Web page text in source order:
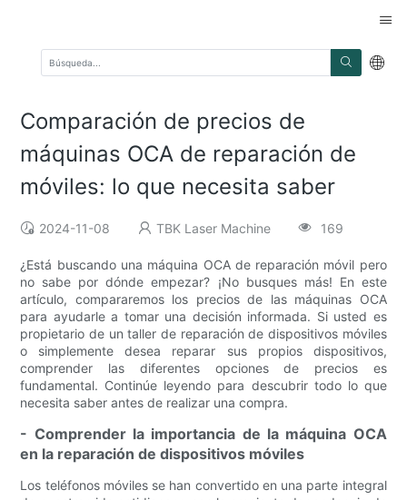
Comparación de precios de
máquinas OCA de reparación de
móviles: lo que necesita saber
2024-11-08 TBK Laser Machine 169
¿Está buscando una máquina OCA de reparación móvil pero
no sabe por dónde empezar? ¡No busques más! En este
artículo, compararemos los precios de las máquinas OCA
para ayudarle a tomar una decisión informada. Si usted es
propietario de un taller de reparación de dispositivos móviles
o simplemente desea reparar sus propios dispositivos,
comprender las diferentes opciones de precios es
fundamental. Continúe leyendo para descubrir todo lo que
necesita saber antes de realizar una compra.
- Comprender la importancia de la máquina OCA
en la reparación de dispositivos móviles
Los teléfonos móviles se han convertido en una parte integral